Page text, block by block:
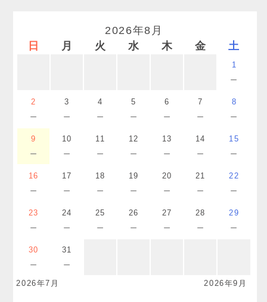
2026年8月
日
月 火 水 木 金 土
1
－
2
－
3
－
4
－
5
－
6
－
7
－
8
－
9
－
10
－
11
－
12
－
13
－
14
－
15
－
16
－
17
－
18
－
19
－
20
－
21
－
22
－
23
－
24
－
25
－
26
－
27
－
28
－
29
－
30
－
31
－
2026年7月 2026年9月